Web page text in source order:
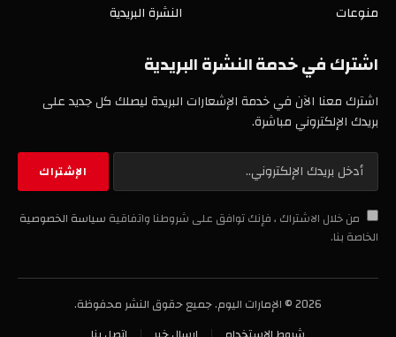
منوعات
النشرة البريدية
اشترك في خدمة النشرة البريدية
اشترك معنا الآن في خدمة الإشعارات البريدة ليصلك كل جديد على
بريدك الإلكتروني مباشرة.
من خلال الاشتراك ، فإنك توافق على شروطنا واتفاقية سياسة الخصوصية
الخاصة بنا.
2026 © الإمارات اليوم. جميع حقوق النشر محفوظة.